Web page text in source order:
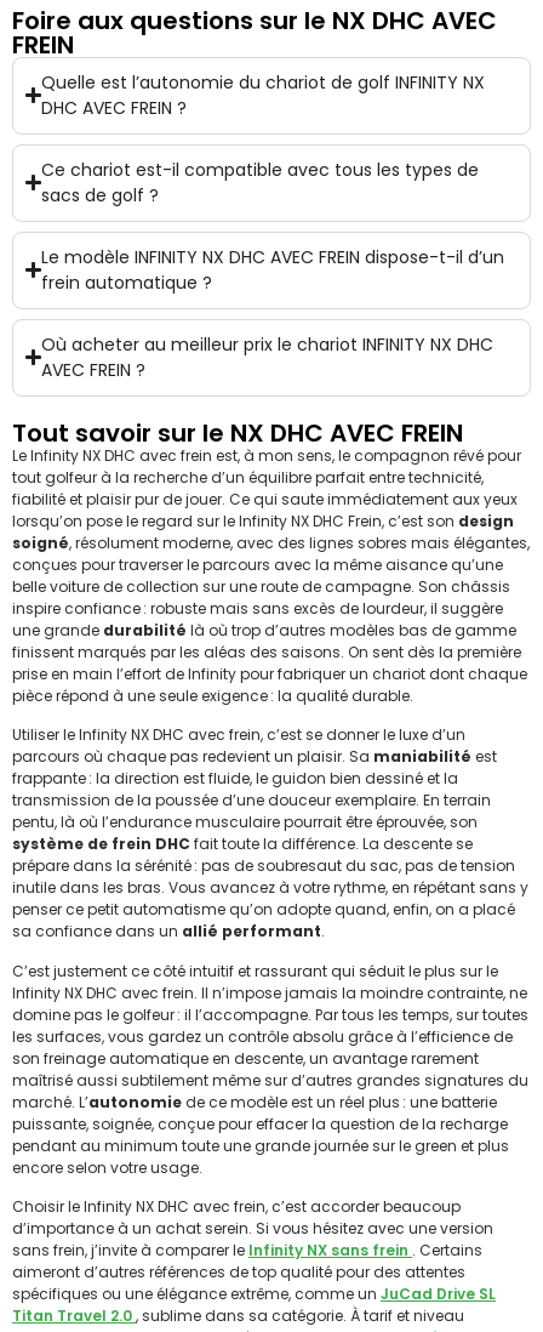
Foire aux questions sur le NX DHC AVEC
FREIN
Quelle est l’autonomie du chariot de golf INFINITY NX
DHC AVEC FREIN ?
Ce chariot est-il compatible avec tous les types de
sacs de golf ?
Le modèle INFINITY NX DHC AVEC FREIN dispose-t-il d’un
frein automatique ?
Où acheter au meilleur prix le chariot INFINITY NX DHC
AVEC FREIN ?
Tout savoir sur le NX DHC AVEC FREIN
Le Infinity NX DHC avec frein est, à mon sens, le compagnon rêvé pour
tout golfeur à la recherche d’un équilibre parfait entre technicité,
fiabilité et plaisir pur de jouer. Ce qui saute immédiatement aux yeux
lorsqu’on pose le regard sur le Infinity NX DHC Frein, c’est son design
soigné, résolument moderne, avec des lignes sobres mais élégantes,
conçues pour traverser le parcours avec la même aisance qu’une
belle voiture de collection sur une route de campagne. Son châssis
inspire confiance : robuste mais sans excès de lourdeur, il suggère
une grande durabilité là où trop d’autres modèles bas de gamme
finissent marqués par les aléas des saisons. On sent dès la première
prise en main l’effort de Infinity pour fabriquer un chariot dont chaque
pièce répond à une seule exigence : la qualité durable.
Utiliser le Infinity NX DHC avec frein, c’est se donner le luxe d’un
parcours où chaque pas redevient un plaisir. Sa maniabilité est
frappante : la direction est fluide, le guidon bien dessiné et la
transmission de la poussée d’une douceur exemplaire. En terrain
pentu, là où l’endurance musculaire pourrait être éprouvée, son
système de frein DHC fait toute la différence. La descente se
prépare dans la sérénité : pas de soubresaut du sac, pas de tension
inutile dans les bras. Vous avancez à votre rythme, en répétant sans y
penser ce petit automatisme qu’on adopte quand, enfin, on a placé
sa confiance dans un allié performant.
C’est justement ce côté intuitif et rassurant qui séduit le plus sur le
Infinity NX DHC avec frein. Il n’impose jamais la moindre contrainte, ne
domine pas le golfeur : il l’accompagne. Par tous les temps, sur toutes
les surfaces, vous gardez un contrôle absolu grâce à l’efficience de
son freinage automatique en descente, un avantage rarement
maîtrisé aussi subtilement même sur d’autres grandes signatures du
marché. L’autonomiede ce modèle est un réel plus : une batterie
puissante, soignée, conçue pour effacer la question de la recharge
pendant au minimum toute une grande journée sur le green et plus
encore selon votre usage.
Choisir le Infinity NX DHC avec frein, c’est accorder beaucoup
d’importance à un achat serein. Si vous hésitez avec une version
sans frein, j’invite à comparer le Infinity NX sans frein . Certains
aimeront d’autres références de top qualité pour des attentes
spécifiques ou une élégance extrême, comme un JuCad Drive SL
Titan Travel 2.0, sublime dans sa catégorie. À tarif et niveau